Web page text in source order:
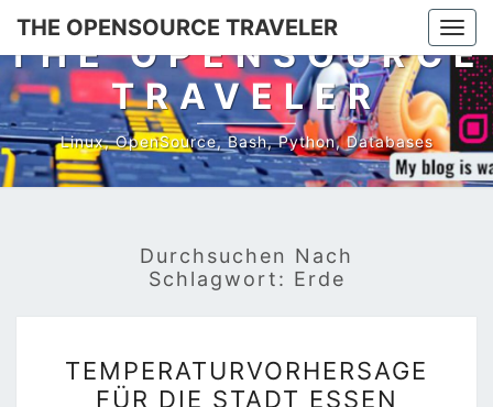
Skip
content
THE OPENSOURCE TRAVELER
THE OPENSOURCE
TRAVELER
Linux, OpenSource, Bash, Python, Databases
Durchsuchen Nach
Schlagwort: Erde
FÜR
TEMPERATURVORHERSAGE
FÜR DIE STADT ESSEN